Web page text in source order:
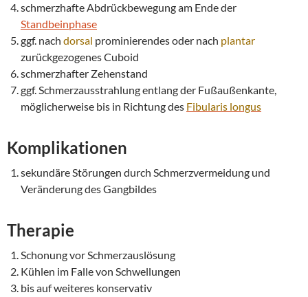
schmerzhafte Abdrückbewegung am Ende der
Standbeinphase
ggf. nach dorsal prominierendes oder nach plantar
zurückgezogenes Cuboid
schmerzhafter Zehenstand
ggf. Schmerzausstrahlung entlang der Fußaußenkante,
möglicherweise bis in Richtung des Fibularis longus
Komplikationen
sekundäre Störungen durch Schmerzvermeidung und
Veränderung des Gangbildes
Therapie
Schonung vor Schmerzauslösung
Kühlen im Falle von Schwellungen
bis auf weiteres konservativ